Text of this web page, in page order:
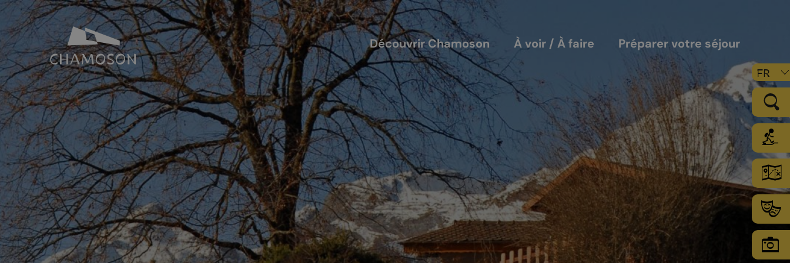
Découvrir Chamoson À voir / À faire Préparer votre séjour
NOTRE IDENTITÉ
Histoire
Géographie
Les laves torrentielles
Livres, recettes, chansons
Le PDR Chamoson
Galeries d’images
SALLES ET COUVERTS
Espace Johannis
Toutes nos salles
Places de pique-nique
NOS ACTEURS
Les entreprises
Les sociétés locales
Les caves
L'AVTC
Le GACIC
Les structures viticoles
LE VIGNOBLE
Les sols
Le climat
Les secteurs d’encépagement
Chamoson Grand Cru
L’environnement une priorité
FR